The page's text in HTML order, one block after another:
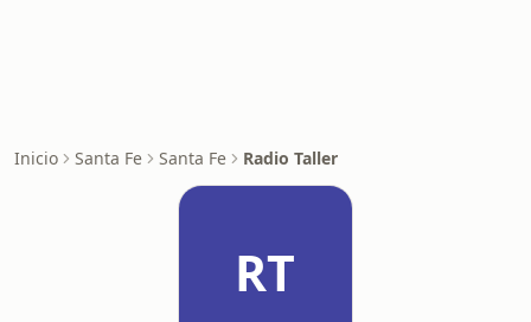
Inicio Santa Fe Santa Fe Radio Taller
RT